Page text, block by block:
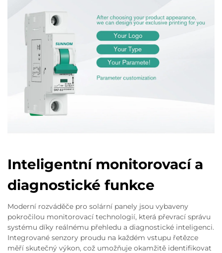
Inteligentní monitorovací a
diagnostické funkce
Moderní rozváděče pro solární panely jsou vybaveny
pokročilou monitorovací technologií, která převrací správu
systému díky reálnému přehledu a diagnostické inteligenci.
Integrované senzory proudu na každém vstupu řetězce
měří skutečný výkon, což umožňuje okamžitě identifikovat